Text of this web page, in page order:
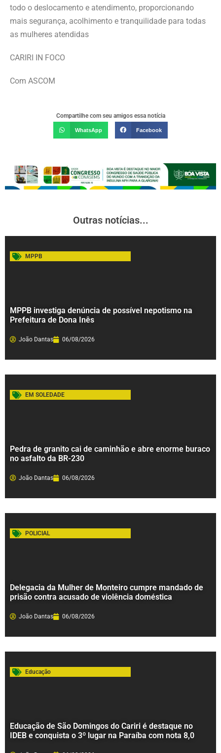
todo o deslocamento e atendimento, proporcionando
mais segurança, acolhimento e tranquilidade para todas
as mulheres atendidas
CARIRI IN FOCO
Com ASCOM
Compartilhe com seu amigos essa notícia
WhatsApp Facebook
Outras notícias...
MPPB
MPPB investiga denúncia de possível nepotismo na
Prefeitura de Dona Inês
João Dantas 06/08/2026
EM SOLEDADE
Pedra de granito cai de caminhão e abre enorme buraco
no asfalto da BR-230
João Dantas 06/08/2026
POLICIAL
Delegacia da Mulher de Monteiro cumpre mandado de
prisão contra acusado de violência doméstica
João Dantas 06/08/2026
Educação
Educação de São Domingos do Cariri é destaque no
IDEB e conquista o 3º lugar na Paraíba com nota 8,0